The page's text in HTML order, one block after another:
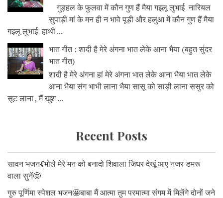
गुड़हल के फुलवा में कौन गुण हैं मैया गइलू लुभाई नारियल
सुपाड़ी मां के मन ही न भावे पूड़ी और हलुआ में कौन गुण हैं मैया
गइलू लुभाई हाथी ...
भात गीत : शादी है मेरे अंगना भात लेके आना भैया (बहुत सुंदर
भात गीत)
शादी है मेरे अंगना हां मेरे अंगना भात लेके आना भैया भात लेके
आना भैया संग भाभी लाना भैया सासू को साड़ी लाना ससुर को
सूट लाना , मैं खुश ...
Recent Posts
सावन भजन💃भोले मेरे मन को बनादो शिवाला जिधर देखूं आए नजर डमरू
वाला सुनें🤩
गुरु पूर्णिमा स्पेशल भजन🤩बाबा मैं आत्मा तुम परमात्मा संगम में मिलेंगे दोनों जने